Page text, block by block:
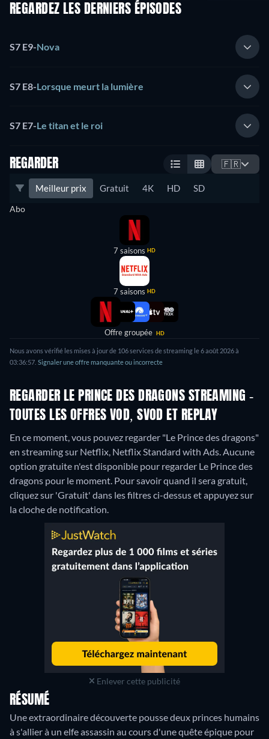
REGARDEZ LES DERNIERS ÉPISODES
S7 E9-Nova
S7 E8-Lorsque meurt la lumière
S7 E7-Le titan et le roi
REGARDER 🇫🇷
Meilleur prix Gratuit 4K HD SD
Abo
7 saisons HD
7 saisons HD
Offre groupée HD
Nous avons vérifié les mises à jour de 106 services de streaming le 6 août 2026 à
03:36:57. Signaler une offre manquante ou incorrecte
REGARDER LE PRINCE DES DRAGONS STREAMING -
TOUTES LES OFFRES VOD, SVOD ET REPLAY
En ce moment, vous pouvez regarder "Le Prince des dragons"
en streaming sur Netflix, Netflix Standard with Ads. Aucune
option gratuite n'est disponible pour regarder Le Prince des
dragons pour le moment. Pour savoir quand il sera gratuit,
cliquez sur 'Gratuit' dans les filtres ci-dessus et appuyez sur
la cloche de notification.
Enlever cette publicité
RÉSUMÉ
Une extraordinaire découverte pousse deux princes humains
à s'allier à un elfe assassin au cours d'une quête épique pour